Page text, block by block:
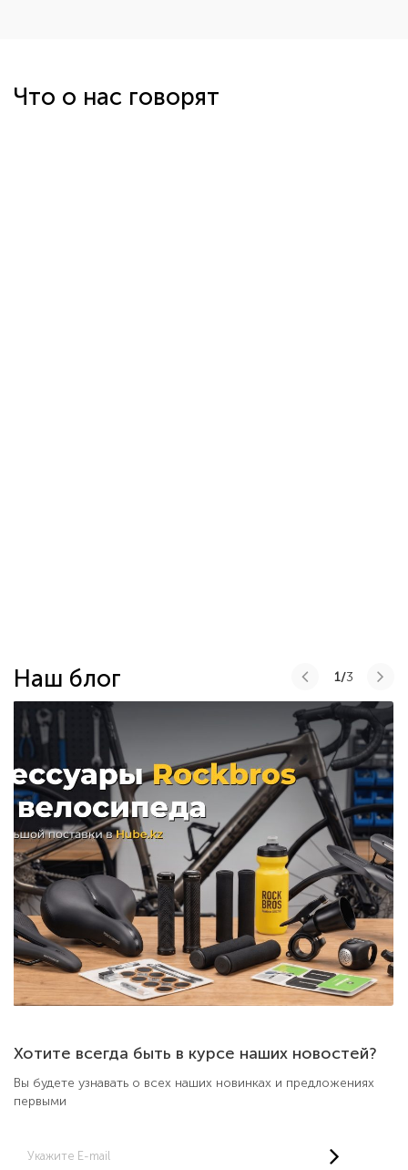
Что о нас говорят
Наш блог 1/
Хотите всегда быть в курсе наших новостей?
Вы будете узнавать о всех наших новинках и предложениях
первыми